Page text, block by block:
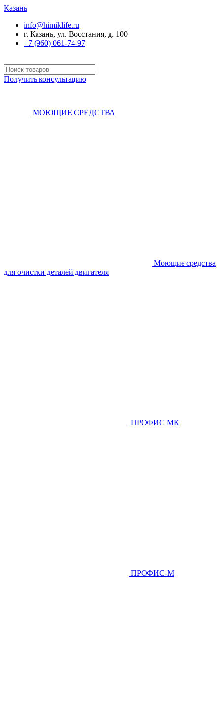
Казань
info@himiklife.ru
г. Казань, ул. Восстания, д. 100
+7 (960) 061-74-97
Получить консультацию
МОЮЩИЕ СРЕДСТВА
Моющие средства
для очистки деталей двигателя
ПРОФИС МК
ПРОФИС-М